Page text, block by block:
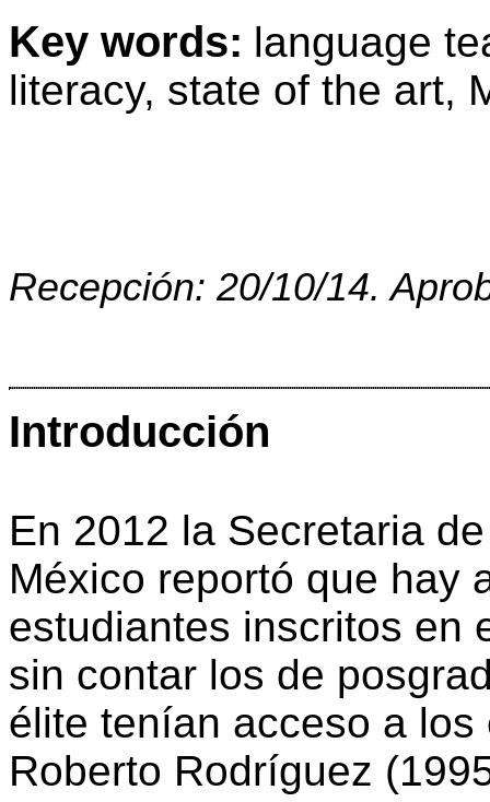
Key words: language
literacy, state of the art,
Recepción: 20/10/14.
Introducción
En 2012 la Secretaria
México reportó que hay
estudiantes inscritos en
sin contar los de
élite tenían acceso a
Roberto Rodríguez